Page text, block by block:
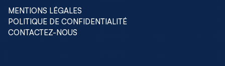
MENTIONS LÉGALES
POLITIQUE DE CONFIDENTIALITÉ
CONTACTEZ-NOUS